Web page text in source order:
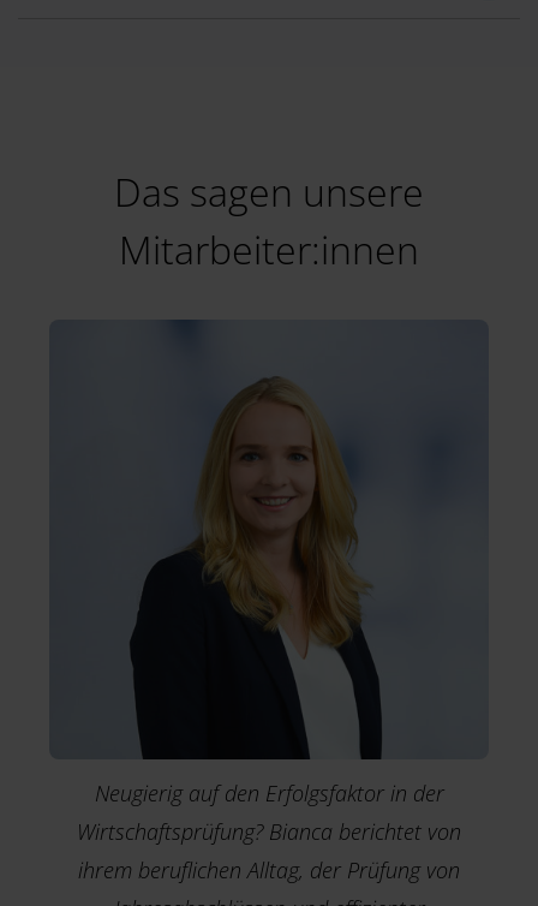
Das sagen unsere
Mitarbeiter:innen
Neugierig auf den Erfolgsfaktor in der
Wirtschaftsprüfung? Bianca berichtet von
ihrem beruflichen Alltag, der Prüfung von